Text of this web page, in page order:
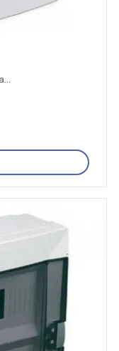
4'lü Sıva Altı W-Otomat Kutusu